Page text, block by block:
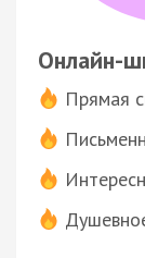
Онлайн-
Прямая